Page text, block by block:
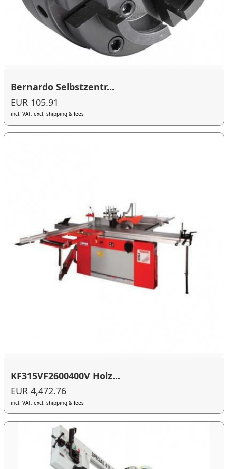
Bernardo Selbstzentr...
EUR 105.91
incl. VAT, excl. shipping & fees
KF315VF2600400V Holz...
EUR 4,472.76
incl. VAT, excl. shipping & fees